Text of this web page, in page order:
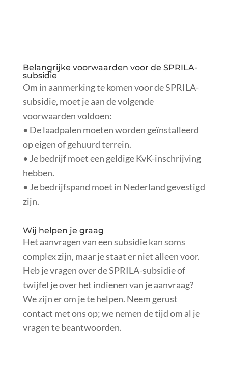
Belangrijke voorwaarden voor de SPRILA-
subsidie
Om in aanmerking te komen voor de SPRILA-
subsidie, moet je aan de volgende
voorwaarden voldoen:
• De laadpalen moeten worden geïnstalleerd
op eigen of gehuurd terrein.
• Je bedrijf moet een geldige KvK-inschrijving
hebben.
• Je bedrijfspand moet in Nederland gevestigd
zijn.
Wij helpen je graag
Het aanvragen van een subsidie kan soms
complex zijn, maar je staat er niet alleen voor.
Heb je vragen over de SPRILA-subsidie of
twijfel je over het indienen van je aanvraag?
We zijn er om je te helpen. Neem gerust
contact met ons op; we nemen de tijd om al je
vragen te beantwoorden.